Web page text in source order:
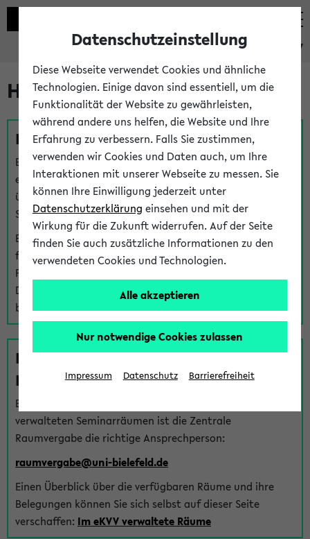
eKVV
Hilfe & Kontakt
Fragen zu einzelnen Veranstaltungen
Bei inhaltlichen und organisatorischen Fragen zu
einzelnen Veranstaltungen finden Sie Ansprechpersonen
über denFragen-Link bei jeder Veranstaltung. Der BIS
Support kann hier meist keine direkte Hilfe leisten.
Bei Veranstaltungen mit eKVV Teilnahmemanagement
finden Sie eine Auskunft über die Personen, die Ihre
Platzzuteilung im eKVV eingetragen haben, auf der
Detailseite zum Teilnahmemanagement der
betreffenden Veranstaltung.
Fragen zu im eKVV verwalteten
Räumen
Bei Fragen zur Vergabe von Hörsälen und vom eKVV
verwalteten Seminarräumen ist die Zentrale
Raumvergabe die richtige Ansprechperson:
raumvergabe@uni-bielefeld.de
Einen Überblick über die verfügbaren Räume und ihre
Belegungen können Sie sich selbst auf dieser Seite
verschaffen: Im eKVV verwaltete Räume
Datenschutzeinstellung
Diese Webseite verwendet Cookies und ähnliche
Technologien. Einige davon sind essentiell, um die
Funktionalität der Website zu gewährleisten,
während andere uns helfen, die Website und Ihre
Erfahrung zu verbessern. Falls Sie zustimmen,
verwenden wir Cookies und Daten auch, um Ihre
Interaktionen mit unserer Webseite zu messen. Sie
können Ihre Einwilligung jederzeit unter
Datenschutzerklärung einsehen und mit der
Wirkung für die Zukunft widerrufen. Auf der Seite
finden Sie auch zusätzliche Informationen zu den
verwendeten Cookies und Technologien.
Alle akzeptieren
Nur notwendige Cookies zulassen
Impressum Datenschutz Barrierefreiheit